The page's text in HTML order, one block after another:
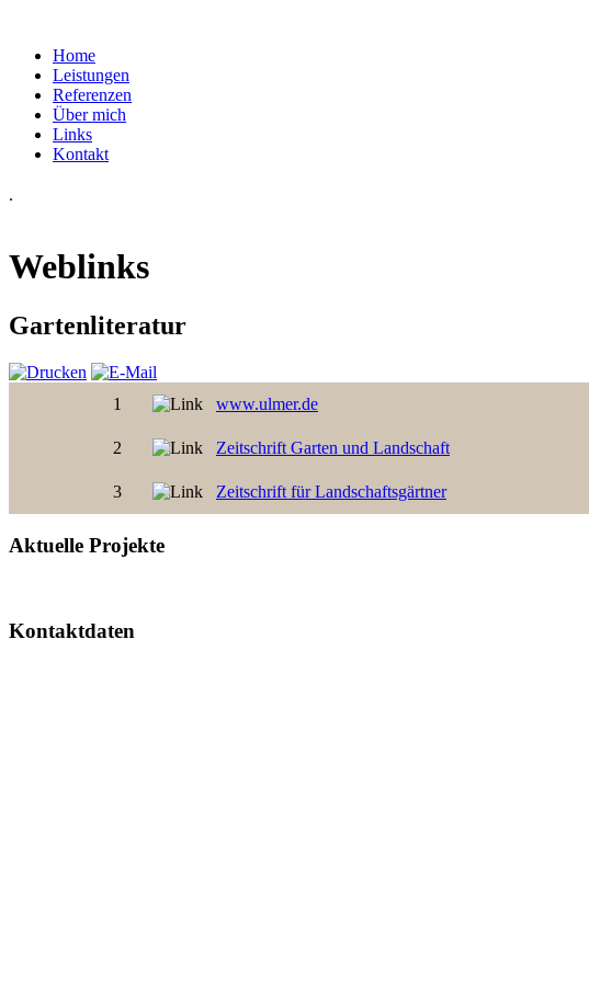
Home
Leistungen
Referenzen
Über mich
Links
Kontakt
.
Weblinks
Gartenliteratur
1 www.ulmer.de
2 Zeitschrift Garten und Landschaft
3 Zeitschrift für Landschaftsgärtner
Aktuelle Projekte
Kontaktdaten